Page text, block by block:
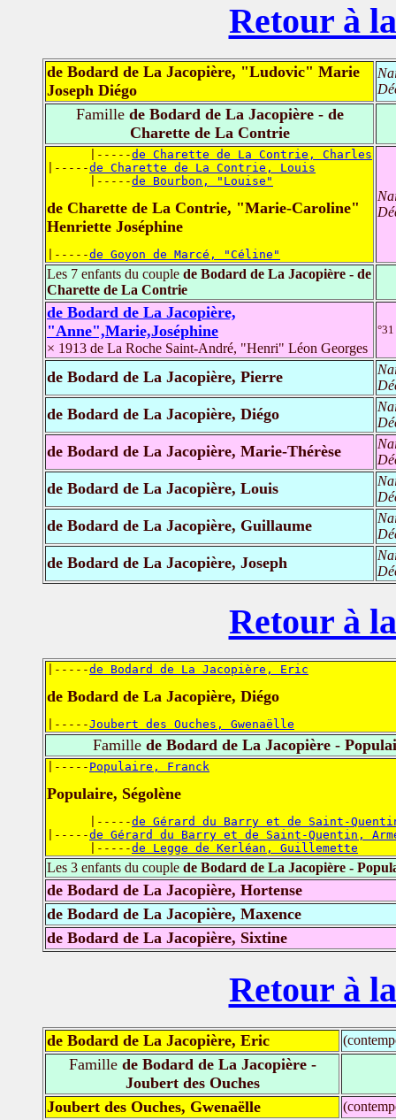
Retour à
de Bodard de La Jacopière, "Ludovic" Marie
Joseph Diégo
Famillede Bodard de La Jacopière - de
Charette de La Contrie
      |-----
de Charette de La Contrie, Charles
|-----de Charette de La Contrie, Louis
      |-----
de Bourbon, "Louise"
de Charette de La Contrie, "Marie-Caroline"
Henriette Joséphine
|-----de Goyon de Marcé, "Céline"
Les 7 enfants du couple de Bodard de La Jacopière - de
Charette de La Contrie
de Bodard de La Jacopière,
"Anne",Marie,Joséphine
× 1913 de La Roche Saint-André, "Henri" Léon Georges
de Bodard de La Jacopière, Pierre
de Bodard de La Jacopière, Diégo
de Bodard de La Jacopière, Marie-Thérèse
de Bodard de La Jacopière, Louis
de Bodard de La Jacopière, Guillaume
de Bodard de La Jacopière, Joseph
Retour à
|-----de Bodard de La Jacopière, Eric
de Bodard de La Jacopière, Diégo
|-----Joubert des Ouches, Gwenaëlle
Famille de Bodard de La Jacopière -
|----- Populaire, Franck
Populaire, Ségolène
      |-----
de Gérard du Barry et de Saint-
|-----de Gérard du Barry et de Saint-Quentin,
      |-----
de Legge de Kerléan, Guillemette
Les 3 enfants du couple de Bodard de La Jacopière -
de Bodard de La Jacopière, Hortense
de Bodard de La Jacopière, Maxence
de Bodard de La Jacopière, Sixtine
Retour à
de Bodard de La Jacopière, Eric
Famillede Bodard de La Jacopière -
Joubert des Ouches
Joubert des Ouches, Gwenaëlle